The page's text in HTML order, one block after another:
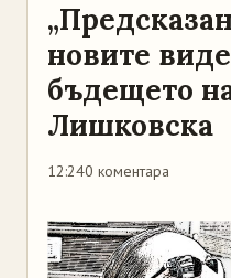
новите
бъдещето
Лишковска
12:240 коментара